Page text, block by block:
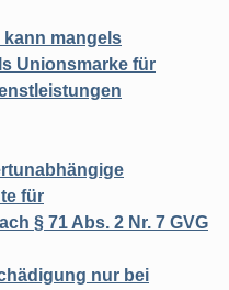
kann mangels
Unionsmarke für
für
§ 71 Abs. 2 Nr. 7 GVG
nur bei